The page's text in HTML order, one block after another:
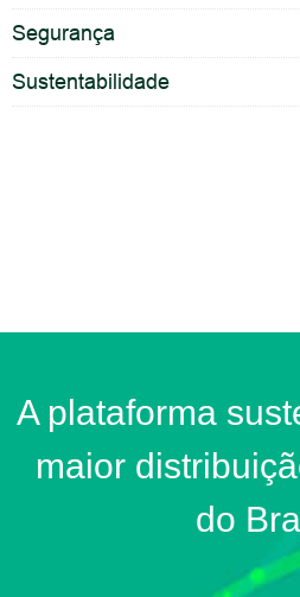
Segurança
Sustentabilidade
A plataforma
maior
do